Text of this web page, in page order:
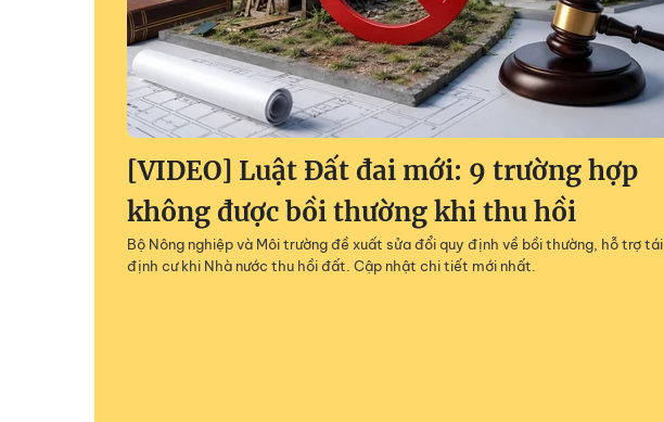
[VIDEO] Luật Đất đai mới: 9 trường hợp
không được bồi thường khi thu hồi
Bộ Nông nghiệp và Môi trường đề xuất sửa đổi quy định về bồi thường, hỗ trợ tái
định cư khi Nhà nước thu hồi đất. Cập nhật chi tiết mới nhất.